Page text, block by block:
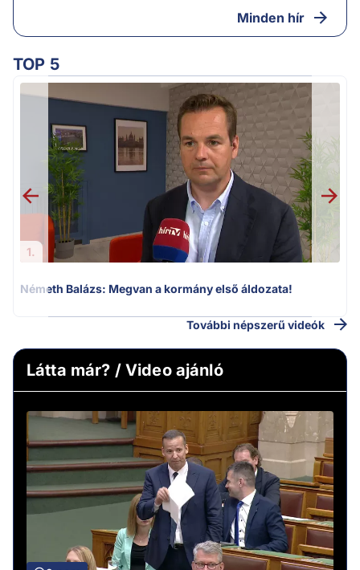
Minden hír
TOP 5
1.
Németh Balázs: Megvan a kormány első áldozata!
További népszerű videók
Látta már? / Video ajánló